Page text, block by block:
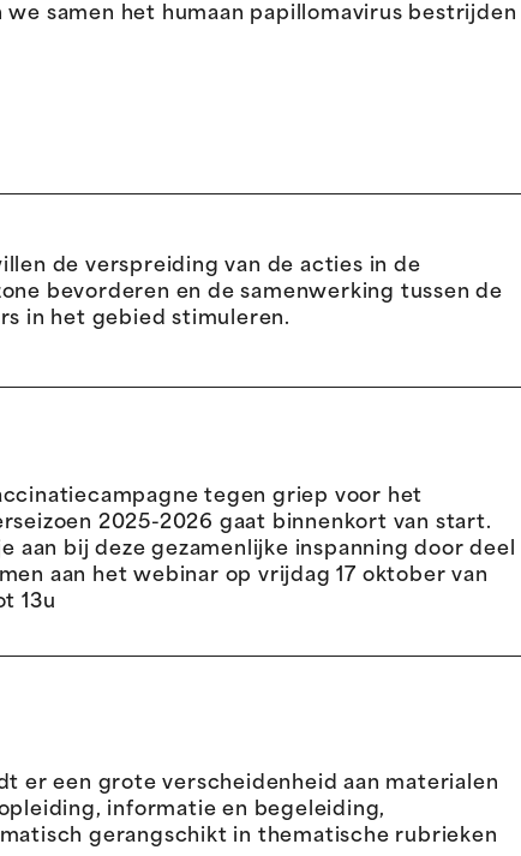
we samen het humaan papillomavirus bestrijden
de verspreiding van de acties in de
bevorderen en de samenwerking tussen de
in het gebied stimuleren.
tegen griep voor het
2025-2026 gaat binnenkort van start.
aan bij deze gezamenlijke inspanning door deel
aan het webinar op vrijdag 17 oktober van
13u
er een grote verscheidenheid aan materialen
informatie en begeleiding,
gerangschikt in thematische rubrieken